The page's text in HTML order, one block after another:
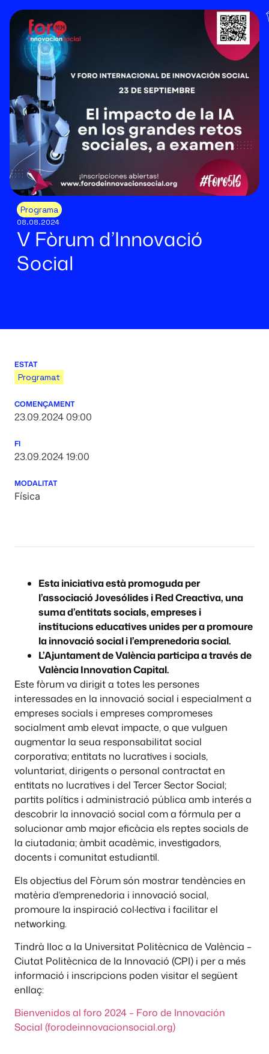
Programa
08.08.2024
V Fòrum d’Innovació
Social
ESTAT
Programat
COMENÇAMENT
23.09.2024 09:00
FI
23.09.2024 19:00
MODALITAT
Física
Esta iniciativa està promoguda per
l’associació Jovesólides i Red Creactiva, una
suma d’entitats socials, empreses i
institucions educatives unides per a promoure
la innovació social i l’emprenedoria social.
L’Ajuntament de València participa a través de
València Innovation Capital.
Este fòrum va dirigit a totes les persones
interessades en la innovació social i especialment a
empreses socials i empreses compromeses
socialment amb elevat impacte, o que vulguen
augmentar la seua responsabilitat social
corporativa; entitats no lucratives i socials,
voluntariat, dirigents o personal contractat en
entitats no lucratives i del Tercer Sector Social;
partits polítics i administració pública amb interés a
descobrir la innovació social com a fórmula per a
solucionar amb major eficàcia els reptes socials de
la ciutadania; àmbit acadèmic, investigadors,
docents i comunitat estudiantil.
Els objectius del Fòrum són mostrar tendències en
matèria d’emprenedoria i innovació social,
promoure la inspiració col·lectiva i facilitar el
networking.
Tindrà lloc a la Universitat Politècnica de València –
Ciutat Politècnica de la Innovació (CPI) i per a més
informació i inscripcions poden visitar el següent
enllaç:
Bienvenidos al foro 2024 – Foro de Innovación
Social (forodeinnovacionsocial.org)